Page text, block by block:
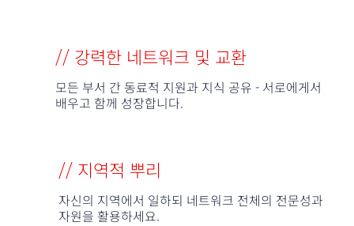
// 강력한 네트워크 및 교환
모든 부서 간 동료적 지원과 지식 공유 - 서로에게서
배우고 함께 성장합니다.
// 지역적 뿌리
자신의 지역에서 일하되 네트워크 전체의 전문성과
자원을 활용하세요.